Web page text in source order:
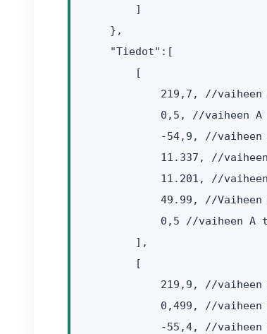
        ]
    },
    "Tiedot":[
        [
219,7, //
0,5, //vaiheen A
-54,9, //
11.337, //
11.201, //
49.99, //Vaiheen
0,5 //vaiheen A
        ],
        [
219,9, //
0,499, //
-55,4, //